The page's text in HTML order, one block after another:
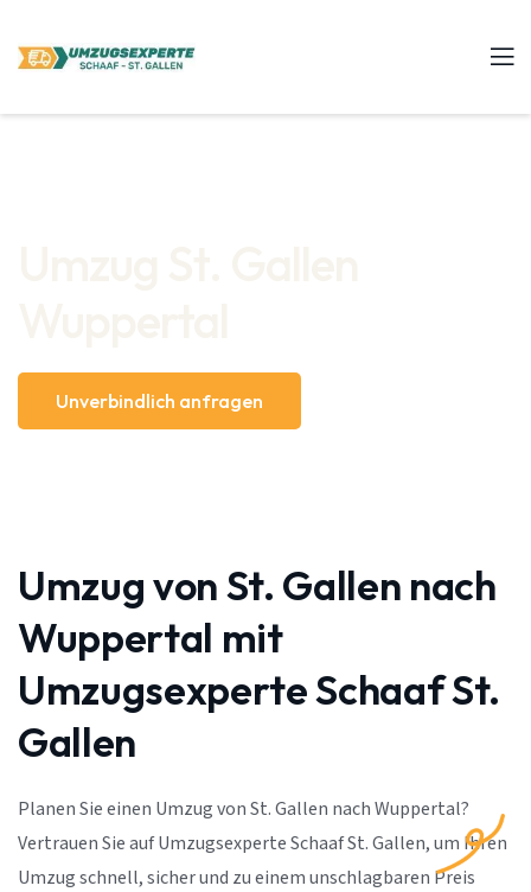
Unverbindlich anfragen
Umzug von St. Gallen nach
Wuppertal mit
Umzugsexperte Schaaf St.
Gallen
Planen Sie einen Umzug von St. Gallen nach Wuppertal?
Vertrauen Sie auf Umzugsexperte Schaaf St. Gallen, um Ihren
Umzug schnell, sicher und zu einem unschlagbaren Preis